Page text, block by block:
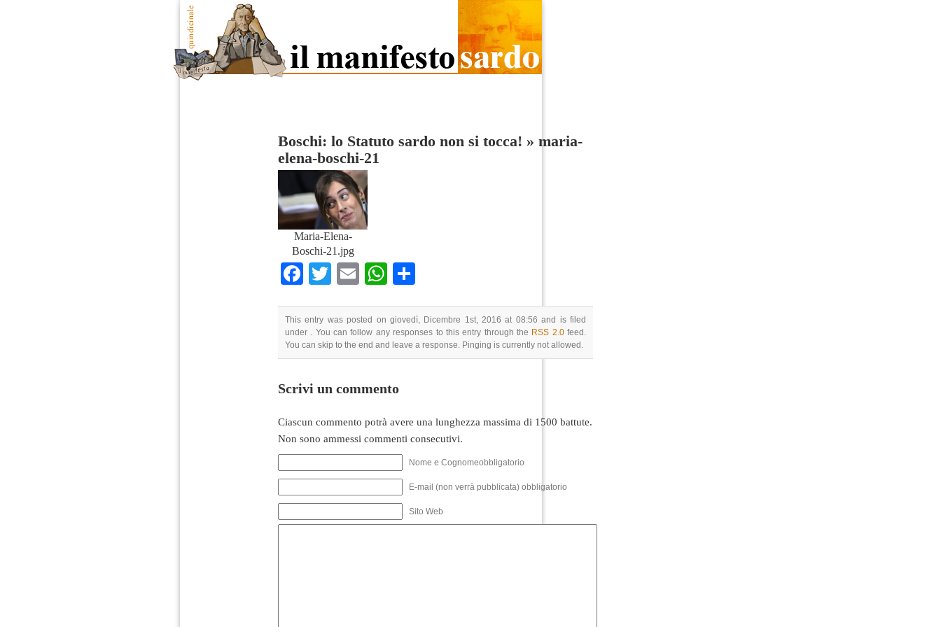
Boschi: lo Statuto sardo non si tocca! » maria-
elena-boschi-21
Maria-Elena-
Boschi-21.jpg
Facebook
TwitterEmailWhatsApp
This entry was posted on giovedì, Dicembre 1st, 2016 at 08:56 and is filed
under . You can follow any responses to this entry through the RSS 2.0feed.
You can skip to the end and leave a response. Pinging is currently not allowed.
Scrivi un commento
Ciascun commento potrà avere una lunghezza massima di 1500 battute.
Non sono ammessi commenti consecutivi.
Nome e Cognomeobbligatorio
E-mail (non verrà pubblicata) obbligatorio
Sito Web